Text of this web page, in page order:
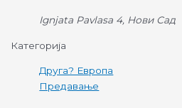
Ignjata Pavlasa 4, Нови Сад
Категорија
Друга? Европа
Предавање